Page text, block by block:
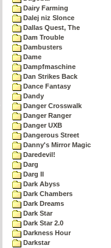
Dairy Farming
Dalej niz Slonce
Dallas Quest, The
Dam Trouble
Dambusters
Dame
Dampfmaschine
Dan Strikes Back
Dance Fantasy
Dandy
Danger Crosswalk
Danger Ranger
Danger UXB
Dangerous Street
Danny's Mirror Magic
Daredevil!
Darg
Darg II
Dark Abyss
Dark Chambers
Dark Dreams
Dark Star
Dark Star 2.0
Darkness Hour
Darkstar